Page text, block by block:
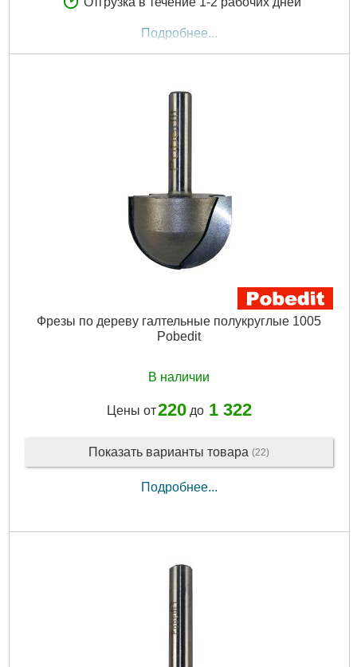
Подробнее...
Фрезы по дереву галтельные полукруглые 1005
Pobedit
В наличии
Цены от220до 1 322
Показать варианты товара (22)
Подробнее...